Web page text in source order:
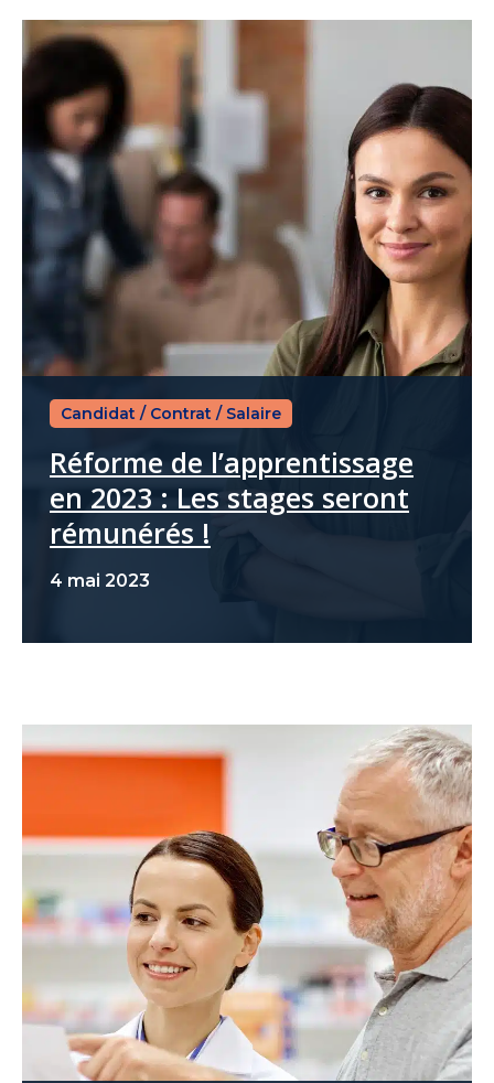
Candidat / Contrat / Salaire
Réforme de l’apprentissage
en 2023 : Les stages seront
rémunérés !
4 mai 2023